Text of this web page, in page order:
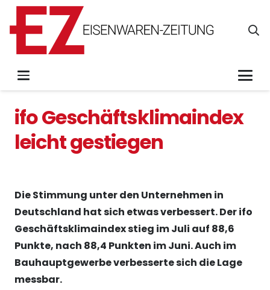
ifo Geschäftsklimaindex
leicht gestiegen
Die Stimmung unter den Unternehmen in
Deutschland hat sich etwas verbessert. Der ifo
Geschäftsklimaindex stieg im Juli auf 88,6
Punkte, nach 88,4 Punkten im Juni. Auch im
Bauhauptgewerbe verbesserte sich die Lage
messbar.